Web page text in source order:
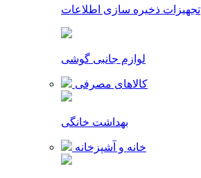
تجهیزات ذخیره سازی اطلاعات
لوازم جانبی گوشی
کالاهای مصرفی
بهداشت خانگی
خانه و آشپزخانه